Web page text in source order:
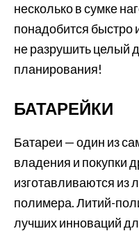
несколько в сумке
понадобится быстро
не разрушить целый
планирования!
БАТАРЕЙКИ
Батареи — один из
владения и покупки
изготавливаются из
полимера. Литий-
лучших инноваций